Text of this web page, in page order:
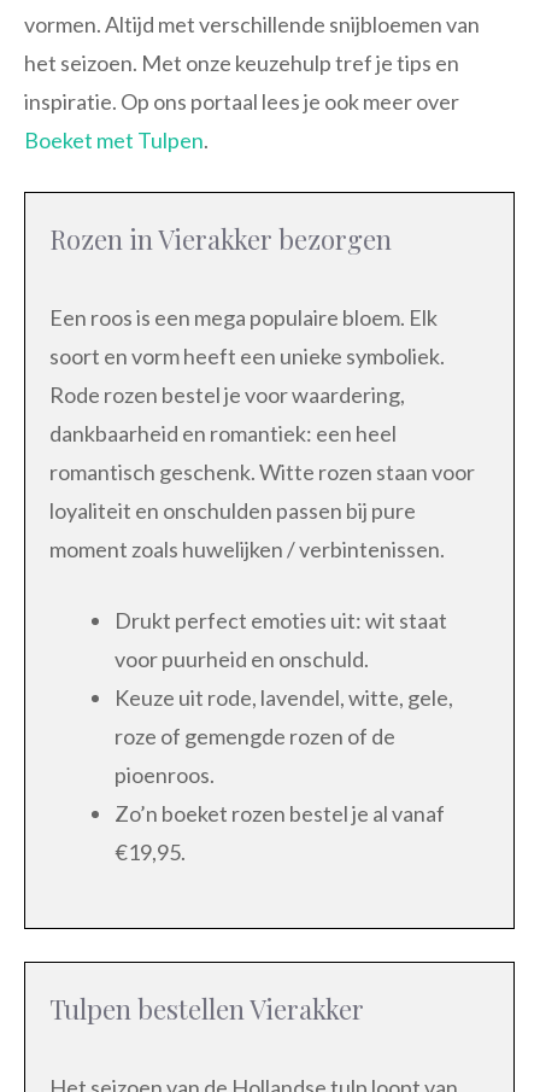
vormen. Altijd met verschillende snijbloemen van
het seizoen. Met onze keuzehulp tref je tips en
inspiratie. Op ons portaal lees je ook meer over
Boeket met Tulpen.
Rozen in Vierakker bezorgen
Een roos is een mega populaire bloem. Elk
soort en vorm heeft een unieke symboliek.
Rode rozen bestel je voor waardering,
dankbaarheid en romantiek: een heel
romantisch geschenk. Witte rozen staan voor
loyaliteit en onschulden passen bij pure
moment zoals huwelijken / verbintenissen.
Drukt perfect emoties uit: wit staat
voor puurheid en onschuld.
Keuze uit rode, lavendel, witte, gele,
roze of gemengde rozen of de
pioenroos.
Zo’n boeket rozen bestel je al vanaf
€19,95.
Tulpen bestellen Vierakker
Het seizoen van de Hollandse tulp loopt van